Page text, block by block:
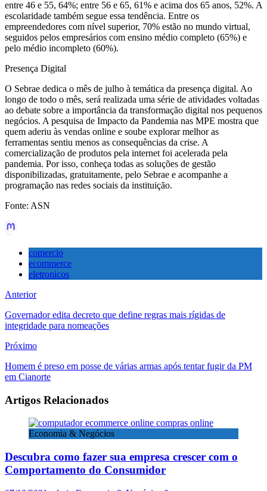
entre 46 e 55, 64%; entre 56 e 65, 61% e acima dos 65 anos, 52%. A
escolaridade também segue essa tendência. Entre os
empreendedores com nível superior, 70% estão no mundo virtual,
seguidos pelos empresários com ensino médio completo (65%) e
pelo médio incompleto (60%).
Presença Digital
O Sebrae dedica o mês de julho à temática da presença digital. Ao
longo de todo o mês, será realizada uma série de atividades voltadas
ao debate sobre a importância da transformação digital nos pequenos
negócios. A pesquisa de Impacto da Pandemia nas MPE mostra que
quem aderiu às vendas online e soube explorar melhor as
ferramentas sentiu menos as consequências da crise. A
comercialização de produtos pela internet foi acelerada pela
pandemia. Por isso, conheça todas as soluções de gestão
disponibilizadas, gratuitamente, pelo Sebrae e acompanhe a
programação nas redes sociais da instituição.
Fonte: ASN
comercio
ecommerce
eletronicos
Anterior
Governador edita decreto que define regras mais rígidas de
integridade para nomeações
Próximo
Homem é preso em posse de várias armas após tentar fugir da PM
em Cianorte
Artigos Relacionados
Economia & Negócios
Descubra como fazer sua empresa crescer com o
Comportamento do Consumidor